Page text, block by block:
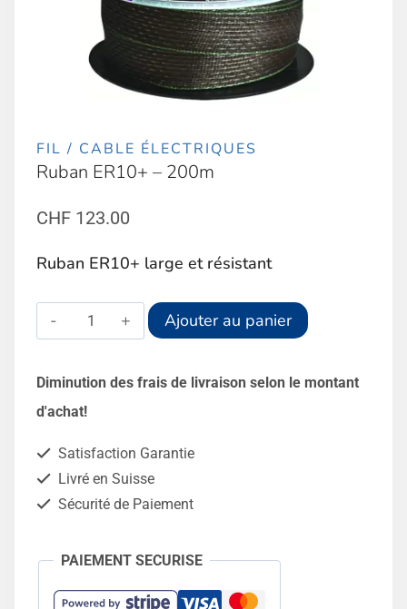
FIL / CABLE ÉLECTRIQUES
Ruban ER10+ – 200m
CHF 123.00
Ruban ER10+ large et résistant
quantité
de
Ruban
ER10+
200m
Ajouter au panier
Diminution des frais de livraison selon le montant
d'achat!
Satisfaction Garantie
Livré en Suisse
Sécurité de Paiement
PAIEMENT SECURISE